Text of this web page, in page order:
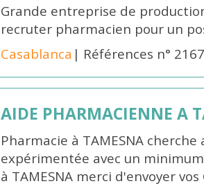
Grande entreprise de
recruter pharmacien pour un
Casablanca | Références n°
AIDE PHARMACIENNE A
Pharmacie à TAMESNA
expérimentée avec un
à TAMESNA merci d'envoyer